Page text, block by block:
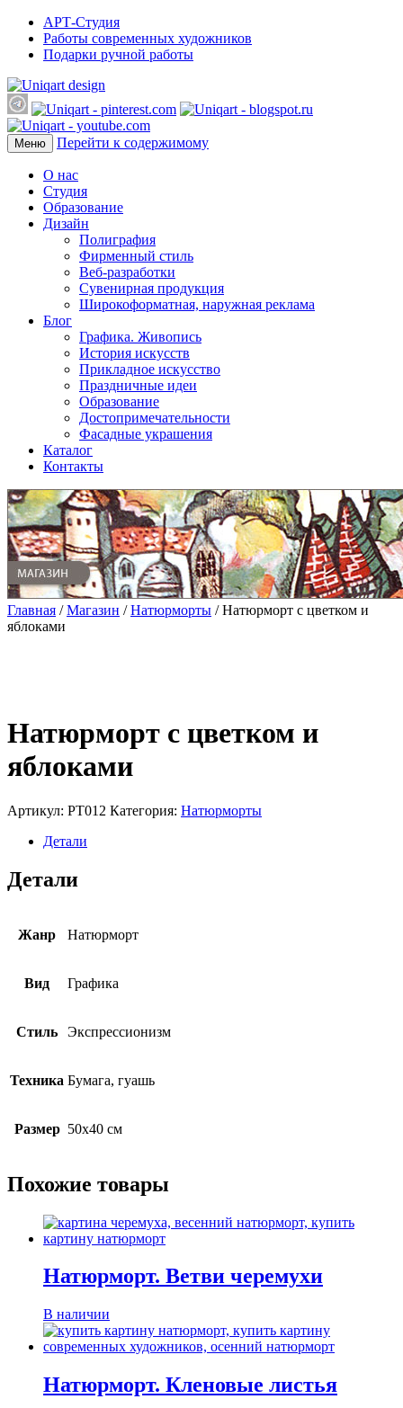
АРТ-Студия
Работы современных художников
Подарки ручной работы
Меню Перейти к содержимому
О нас
Студия
Образование
Дизайн
Полиграфия
Фирменный стиль
Веб-разработки
Сувенирная продукция
Широкоформатная, наружная реклама
Блог
Графика. Живопись
История искусств
Прикладное искусство
Праздничные идеи
Образование
Достопримечательности
Фасадные украшения
Каталог
Контакты
Главная /Магазин /Натюрморты / Натюрморт с цветком и
яблоками
Натюрморт с цветком и
яблоками
Артикул: PT012 Категория: Натюрморты
Детали
Детали
Жанр Натюрморт
Вид Графика
Стиль Экспрессионизм
Техника Бумага, гуашь
Размер 50х40 см
Похожие товары
Натюрморт. Ветви черемухи
В наличии
Натюрморт. Кленовые листья